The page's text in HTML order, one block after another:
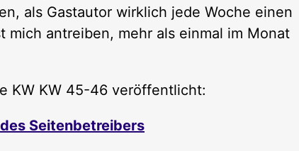
als Gastautor wirklich jede Woche einen
antreiben, mehr als einmal im Monat
KW KW 45-46 veröffentlicht:
Seitenbetreibers